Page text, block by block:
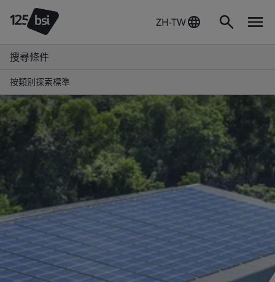
ZH-TW
搜尋條件
按類別探索標準